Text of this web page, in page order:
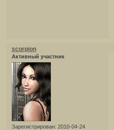
scorpion
Активный участник
Зарегистрирован: 2010-04-24